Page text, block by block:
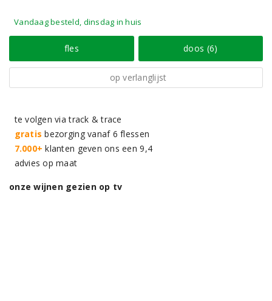
Vandaag besteld, dinsdag in huis
fles doos (6)
op verlanglijst
te volgen via track & trace
gratis bezorging vanaf 6 flessen
7.000+ klanten geven ons een 9,4
advies op maat
onze wijnen gezien op tv